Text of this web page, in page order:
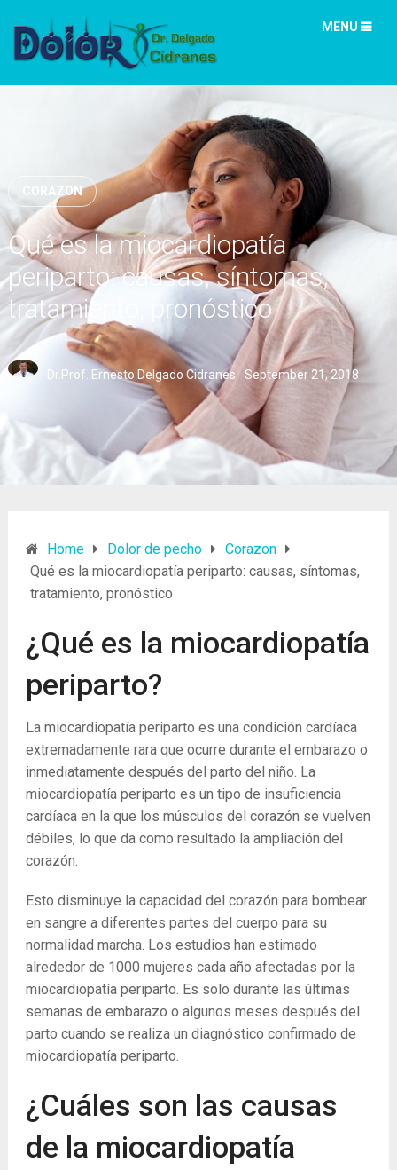
MENU
CORAZON
Qué es la miocardiopatía
periparto: causas, síntomas,
tratamiento, pronóstico
Dr.Prof. Ernesto Delgado Cidranes September 21, 2018
Home Dolor de pecho
Corazon
Qué es la miocardiopatía periparto: causas, síntomas,
tratamiento, pronóstico
¿Qué es la miocardiopatía
periparto?
La miocardiopatía periparto es una condición cardíaca
extremadamente rara que ocurre durante el embarazo o
inmediatamente después del parto del niño. La
miocardiopatía periparto es un tipo de insuficiencia
cardíaca en la que los músculos del corazón se vuelven
débiles, lo que da como resultado la ampliación del
corazón.
Esto disminuye la capacidad del corazón para bombear
en sangre a diferentes partes del cuerpo para su
normalidad marcha. Los estudios han estimado
alrededor de 1000 mujeres cada año afectadas por la
miocardiopatía periparto. Es solo durante las últimas
semanas de embarazo o algunos meses después del
parto cuando se realiza un diagnóstico confirmado de
miocardiopatía periparto.
¿Cuáles son las causas
de la miocardiopatía